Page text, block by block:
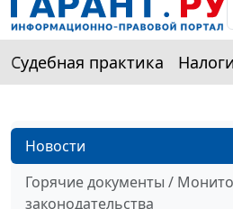
Судебная практика
Новости
Горячие документы /
законодательства